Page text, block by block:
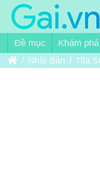
Đề mục Khám phá
Trang chủNhật Bản Tifa